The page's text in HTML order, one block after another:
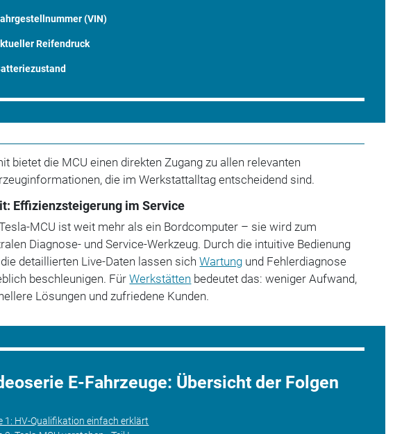
(VIN)
Reifendruck
bietet die MCU einen direkten Zugang zu allen relevanten
die im Werkstattalltag entscheidend sind.
Effizienzsteigerung im Service
MCU ist weit mehr als ein Bordcomputer – sie wird zum
Diagnose- und Service-Werkzeug. Durch die intuitive Bedienung
detaillierten Live-Daten lassen sichWartung und Fehlerdiagnose
beschleunigen. FürWerkstätten bedeutet das: weniger Aufwand,
Lösungen und zufriedene Kunden.
E-Fahrzeuge: Übersicht der Folgen
1: HV-Qualifikation einfach erklärt